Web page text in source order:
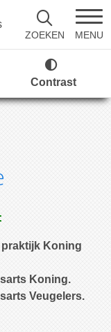
ZOEKEN MENU
Contrast
praktijk Koning
Koning.
Veugelers.